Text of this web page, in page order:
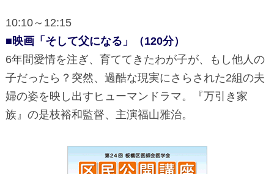
10:10～12:15
■映画「そして父になる」（120分）
6年間愛情を注ぎ、育ててきたわが子が、もし他人の
子だったら？突然、過酷な現実にさらされた2組の夫
婦の姿を映し出すヒューマンドラマ。『万引き家
族』の是枝裕和監督、主演福山雅治。